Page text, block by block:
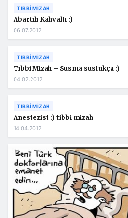
TIBBI MIZAH
Abartılı Kahvaltı :)
06.07.2012
TIBBI MIZAH
Tıbbi Mizah – Susma sustukça :)
04.02.2012
TIBBI MIZAH
Anestezist :) tibbi mizah
14.04.2012